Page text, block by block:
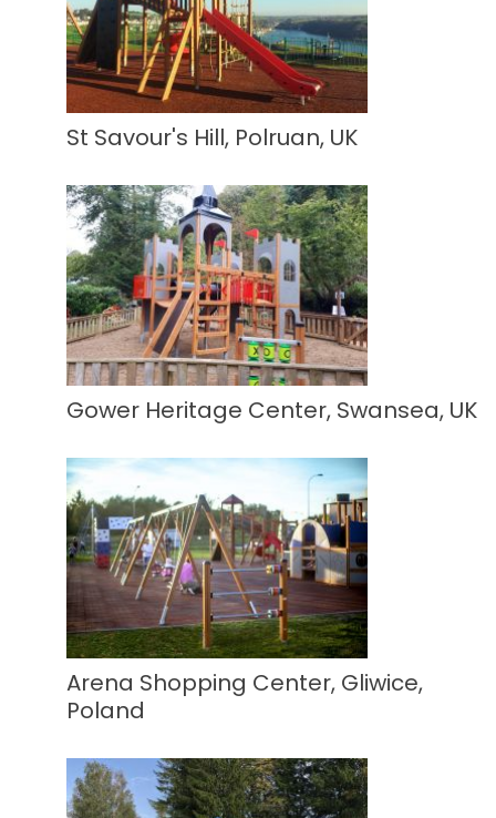
St Savour's Hill, Polruan, UK
Gower Heritage Center, Swansea, UK
Arena Shopping Center, Gliwice,
Poland